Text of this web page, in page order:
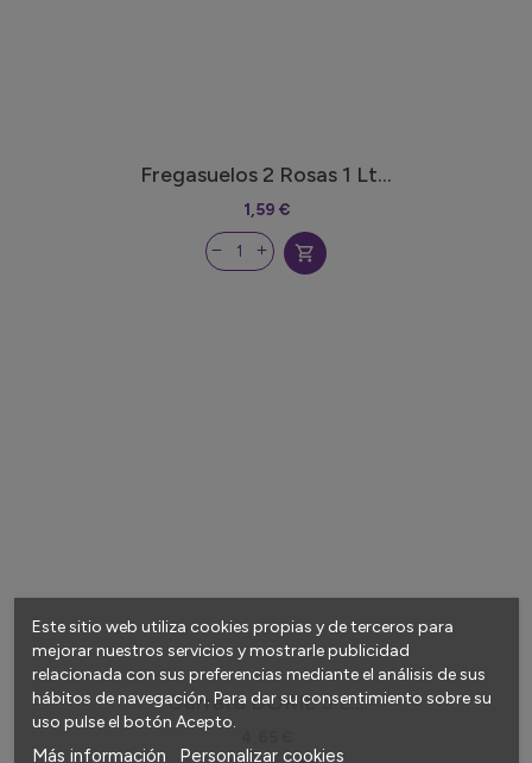
Fregasuelos 2 Rosas 1 Lt...
1,59 €
shopping_cart
Garrafa DORIL 5 L...
Este sitio web utiliza cookies propias y de terceros para
mejorar nuestros servicios y mostrarle publicidad
relacionada con sus preferencias mediante el análisis de sus
hábitos de navegación. Para dar su consentimiento sobre su
uso pulse el botón Acepto.
Más información Personalizar cookies